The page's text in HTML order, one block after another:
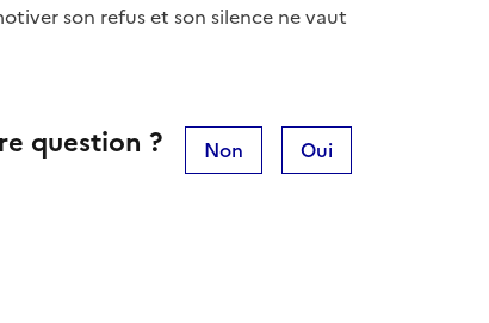
son refus et son silence ne vaut
question ? Non Oui